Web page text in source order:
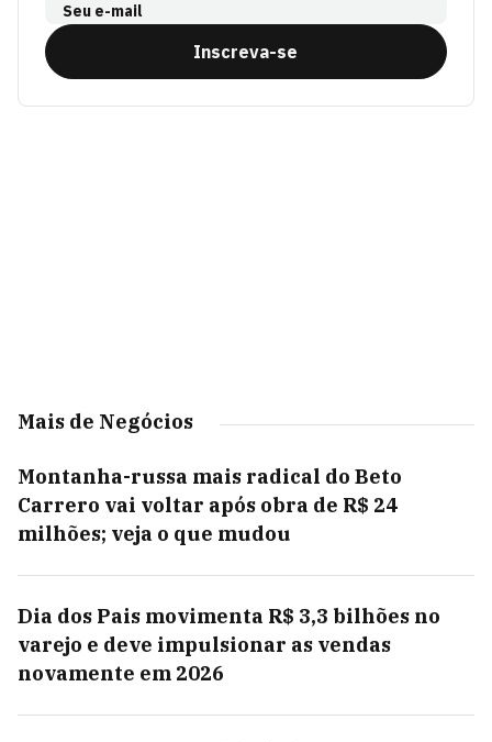
Seu e-mail
Inscreva-se
Mais de Negócios
Montanha-russa mais radical do Beto
Carrero vai voltar após obra de R$ 24
milhões; veja o que mudou
Dia dos Pais movimenta R$ 3,3 bilhões no
varejo e deve impulsionar as vendas
novamente em 2026